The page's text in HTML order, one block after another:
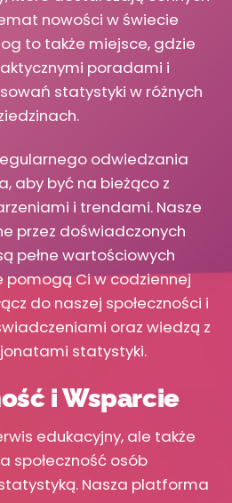
nowości w świecie
to także miejsce, gdzie
poradami i
statystyki w różnych
odwiedzania
aby być na bieżąco z
i trendami. Nasze
przez doświadczonych
pełne wartościowych
pomogą Ci w codziennej
do naszej społeczności i
oraz wiedzą z
statystyki.
i Wsparcie
edukacyjny, ale także
społeczność osób
Nasza platforma